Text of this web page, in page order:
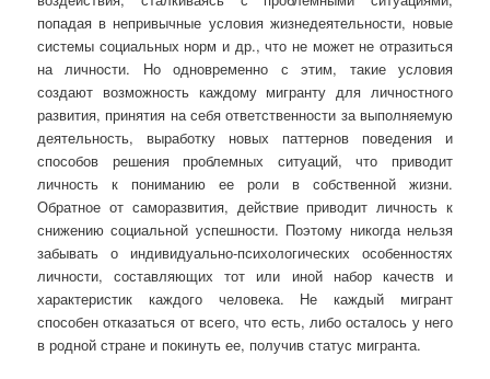
попадая в непривычные условия жизнедеятельности, новые
системы социальных норм и др., что не может не отразиться
на личности. Но одновременно с этим, такие условия
создают возможность каждому мигранту для личностного
развития, принятия на себя ответственности за выполняемую
деятельность, выработку новых паттернов поведения и
способов решения проблемных ситуаций, что приводит
личность к пониманию ее роли в собственной жизни.
Обратное от саморазвития, действие приводит личность к
снижению социальной успешности. Поэтому никогда нельзя
забывать о индивидуально-психологических особенностях
личности, составляющих тот или иной набор качеств и
характеристик каждого человека. Не каждый мигрант
способен отказаться от всего, что есть, либо осталось у него
в родной стране и покинуть ее, получив статус мигранта.